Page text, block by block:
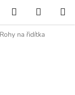
Hledat
KOŠÍK
Rohy na řidítka